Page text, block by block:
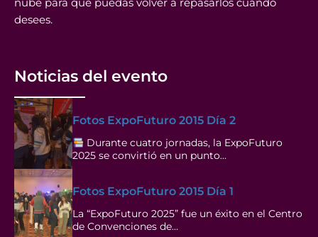
desees.
Noticias del evento
Fotos ExpoFuturo 2015 Día 2
Durante cuatro jornadas, la ExpoFuturo
2025 se convirtió en un punto…
Fotos ExpoFuturo 2015 Día 1
La “ExpoFuturo 2025” fue un éxito en el Centro
de Convenciones de…